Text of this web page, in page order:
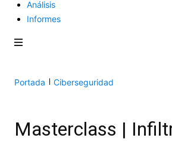
Análisis
Informes
Portada Ciberseguridad
Masterclass |